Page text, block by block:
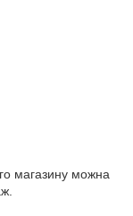
магазину можна